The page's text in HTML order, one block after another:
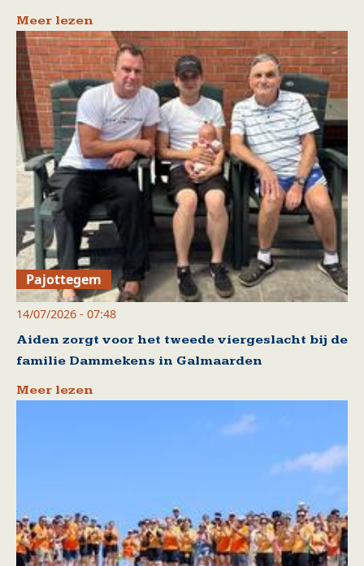
Meer lezen
Pajottegem
14/07/2026 - 07:48
Aiden zorgt voor het tweede viergeslacht bij de
familie Dammekens in Galmaarden
Meer lezen